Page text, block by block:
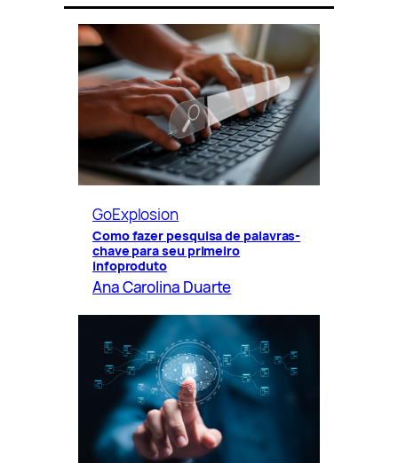
GoExplosion
Como fazer pesquisa de palavras-
chave para seu primeiro
infoproduto
Ana Carolina Duarte